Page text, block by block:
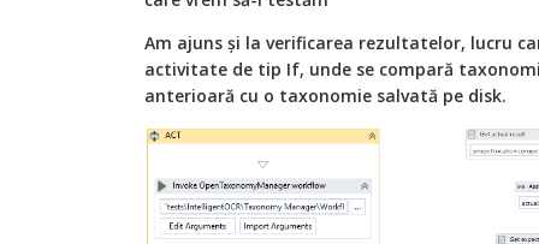
Am ajuns și la verificarea rezultatelor, lucru
activitate de tip If, unde se compară
anterioară cu o taxonomie salvată pe disk.